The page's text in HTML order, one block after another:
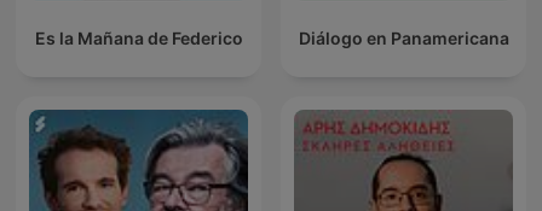
Es la Mañana de Federico Diálogo en Panamericana